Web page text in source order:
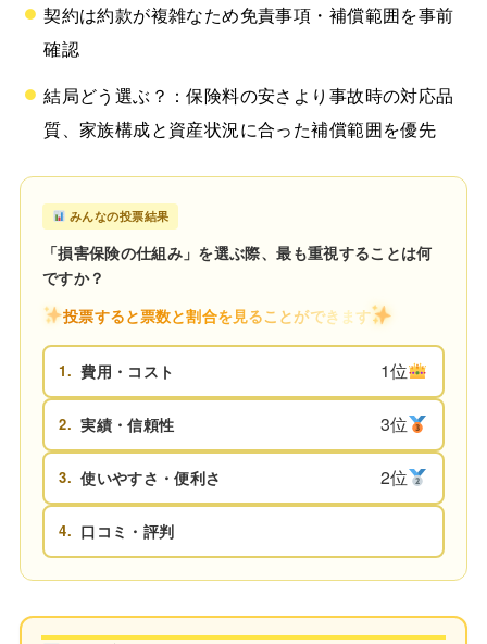
契約は約款が複雑なため免責事項・補償範囲を事前
確認
結局どう選ぶ？：保険料の安さより事故時の対応品
質、家族構成と資産状況に合った補償範囲を優先
みんなの投票結果
「損害保険の仕組み」を選ぶ際、最も重視することは何
ですか？
投票すると票数と割合を見ることができます
1. 費用・コスト 1位
2. 実績・信頼性 3位
3. 使いやすさ・便利さ 2位
4. 口コミ・評判